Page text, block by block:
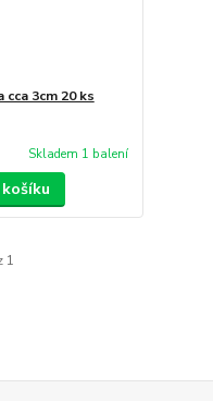
3cm 20 ks
Skladem 1 balení
1